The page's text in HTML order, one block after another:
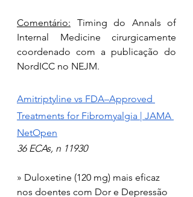
Comentário: Timing do Annals of
Internal Medicine cirurgicamente
coordenado com a publicação do
NordICC no NEJM.
Amitriptyline vs FDA–Approved
Treatments for Fibromyalgia | JAMA
NetOpen
36 ECAs, n 11930
» Duloxetine (120 mg) mais eficaz
nos doentes com Dor e Depressão